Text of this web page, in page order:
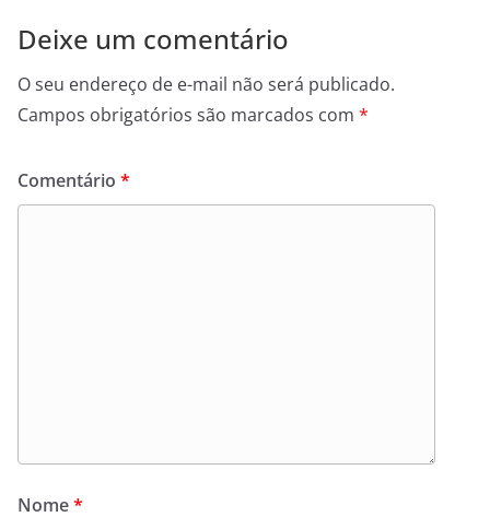
Deixe um comentário
O seu endereço de e-mail não será publicado.
Campos obrigatórios são marcados com *
Comentário *
Nome*